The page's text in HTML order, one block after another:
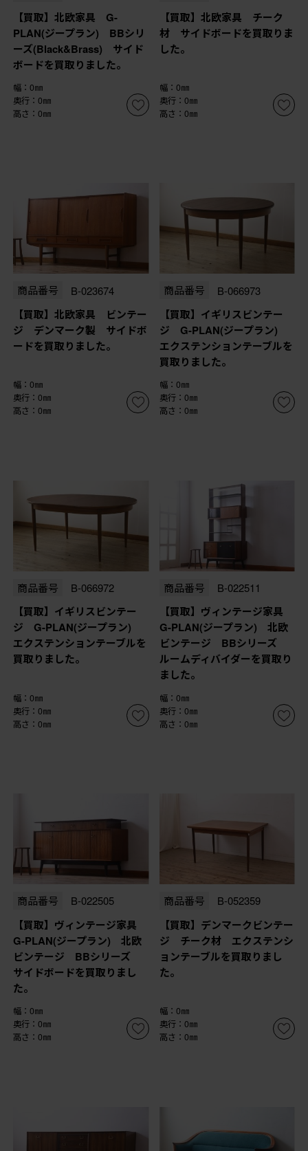
【買取】北欧家具 G-
PLAN(ジープラン) BBシリ
ーズ(Black&Brass) サイド
ボードを買取りました。
幅：0㎜
奥行：0㎜
高さ：0㎜
【買取】北欧家具 チーク
材 サイドボードを買取りま
した。
幅：0㎜
奥行：0㎜
高さ：0㎜
商品番号 B-023674
【買取】北欧家具 ビンテー
ジ デンマーク製 サイドボ
ードを買取りました。
幅：0㎜
奥行：0㎜
高さ：0㎜
商品番号 B-066973
【買取】イギリスビンテー
ジ G-PLAN(ジープラン)
エクステンションテーブルを
買取りました。
幅：0㎜
奥行：0㎜
高さ：0㎜
商品番号 B-066972
【買取】イギリスビンテー
ジ G-PLAN(ジープラン)
エクステンションテーブルを
買取りました。
幅：0㎜
奥行：0㎜
高さ：0㎜
商品番号 B-022511
【買取】ヴィンテージ家具
G-PLAN(ジープラン) 北欧
ビンテージ BBシリーズ
ルームディバイダーを買取り
ました。
幅：0㎜
奥行：0㎜
高さ：0㎜
商品番号 B-022505
【買取】ヴィンテージ家具
G-PLAN(ジープラン) 北欧
ビンテージ BBシリーズ
サイドボードを買取りまし
た。
幅：0㎜
奥行：0㎜
高さ：0㎜
商品番号 B-052359
【買取】デンマークビンテー
ジ チーク材 エクステンシ
ョンテーブルを買取りまし
た。
幅：0㎜
奥行：0㎜
高さ：0㎜